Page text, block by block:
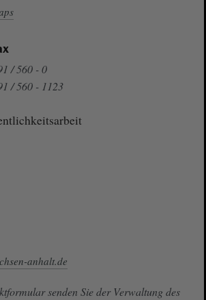
/ 560 - 0
/ 560 - 1123
anhalt.de
senden Sie der Verwaltung des